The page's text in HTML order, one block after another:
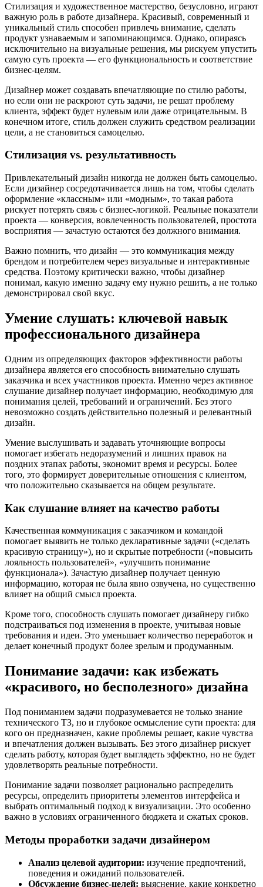
Стилизация и художественное мастерство, безусловно, играют
важную роль в работе дизайнера. Красивый, современный и
уникальный стиль способен привлечь внимание, сделать
продукт узнаваемым и запоминающимся. Однако, опираясь
исключительно на визуальные решения, мы рискуем упустить
самую суть проекта — его функциональность и соответствие
бизнес-целям.
Дизайнер может создавать впечатляющие по стилю работы,
но если они не раскроют суть задачи, не решат проблему
клиента, эффект будет нулевым или даже отрицательным. В
конечном итоге, стиль должен служить средством реализации
цели, а не становиться самоцелью.
Стилизация vs. результативность
Привлекательный дизайн никогда не должен быть самоцелью.
Если дизайнер сосредотачивается лишь на том, чтобы сделать
оформление «классным» или «модным», то такая работа
рискует потерять связь с бизнес-логикой. Реальные показатели
проекта — конверсия, вовлеченность пользователей, простота
восприятия — зачастую остаются без должного внимания.
Важно помнить, что дизайн — это коммуникация между
брендом и потребителем через визуальные и интерактивные
средства. Поэтому критически важно, чтобы дизайнер
понимал, какую именно задачу ему нужно решить, а не только
демонстрировал свой вкус.
Умение слушать: ключевой навык
профессионального дизайнера
Одним из определяющих факторов эффективности работы
дизайнера является его способность внимательно слушать
заказчика и всех участников проекта. Именно через активное
слушание дизайнер получает информацию, необходимую для
понимания целей, требований и ограничений. Без этого
невозможно создать действительно полезный и релевантный
дизайн.
Умение выслушивать и задавать уточняющие вопросы
помогает избегать недоразумений и лишних правок на
поздних этапах работы, экономит время и ресурсы. Более
того, это формирует доверительные отношения с клиентом,
что положительно сказывается на общем результате.
Как слушание влияет на качество работы
Качественная коммуникация с заказчиком и командой
помогает выявить не только декларативные задачи («сделать
красивую страницу»), но и скрытые потребности («повысить
лояльность пользователей», «улучшить понимание
функционала»). Зачастую дизайнер получает ценную
информацию, которая не была явно озвучена, но существенно
влияет на общий смысл проекта.
Кроме того, способность слушать помогает дизайнеру гибко
подстраиваться под изменения в проекте, учитывая новые
требования и идеи. Это уменьшает количество переработок и
делает конечный продукт более зрелым и продуманным.
Понимание задачи: как избежать
«красивого, но бесполезного» дизайна
Под пониманием задачи подразумевается не только знание
технического ТЗ, но и глубокое осмысление сути проекта: для
кого он предназначен, какие проблемы решает, какие чувства
и впечатления должен вызывать. Без этого дизайнер рискует
сделать работу, которая будет выглядеть эффектно, но не будет
удовлетворять реальные потребности.
Понимание задачи позволяет рационально распределить
ресурсы, определить приоритеты элементов интерфейса и
выбрать оптимальный подход к визуализации. Это особенно
важно в условиях ограниченного бюджета и сжатых сроков.
Методы проработки задачи дизайнером
Анализ целевой аудитории: изучение предпочтений,
поведения и ожиданий пользователей.
Обсуждение бизнес-целей: выяснение, какие конкретно